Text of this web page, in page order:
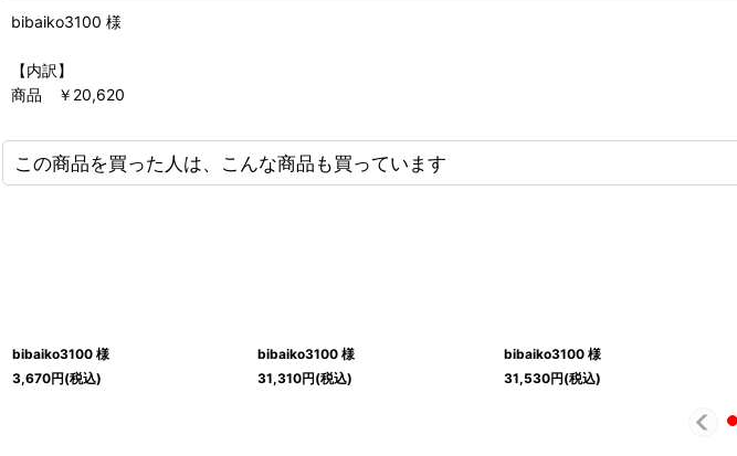
bibaiko3100 様
【内訳】
商品 ￥20,620
この商品を買った人は、こんな商品も買っています
bibaiko3100 様
3,670円(税込)
bibaiko3100 様
31,310円(税込)
bibaiko3100 様
31,530円(税込)